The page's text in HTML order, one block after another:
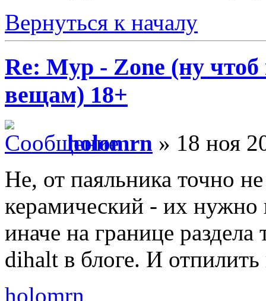
Вернуться к началу
Re: Myp - Zone (ну
вещам) 18+
holomrn » 18 ноя
Не, от паяльника точно
керамический - их нужно
иначе на границе
dihalt в блоге. И
holomrn